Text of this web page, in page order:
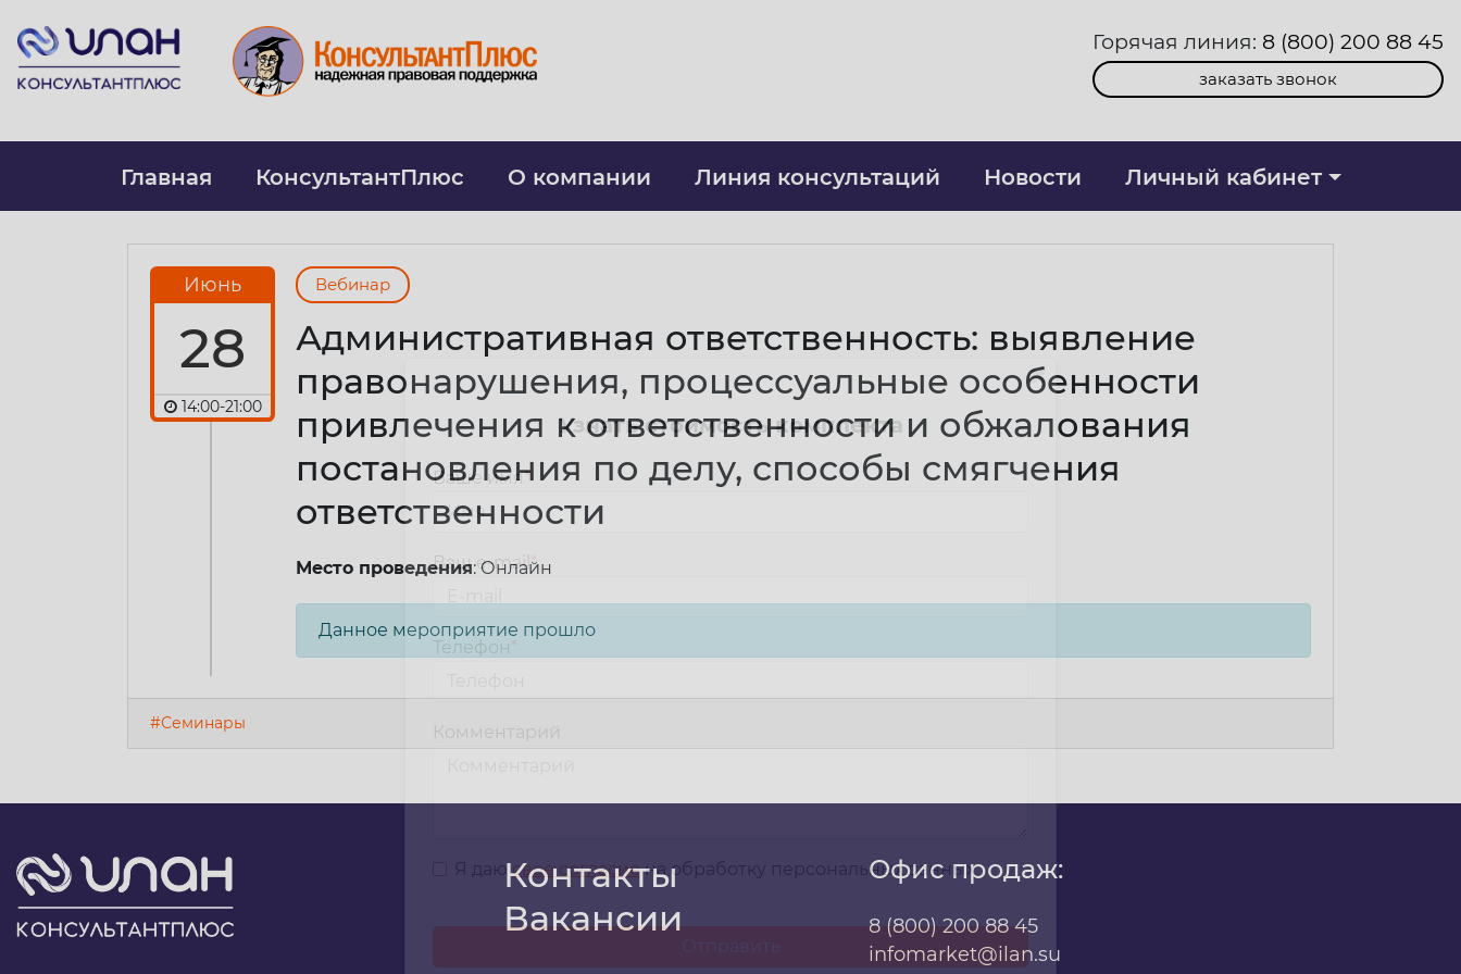
Горячая линия: 8 (800) 200 88 45
заказать звонок
Главная КонсультантПлюс О компании Линия консультаций Новости Личный кабинет
Июнь
28
14:00-21:00
Вебинар
Административная ответственность: выявление
правонарушения, процессуальные особенности
привлечения к ответственности и обжалования
постановления по делу, способы смягчения
ответственности
Место проведения: Онлайн
Данное мероприятие прошло
#Семинары
Контакты
Вакансии
Офис продаж:
8 (800) 200 88 45
infomarket@ilan.su
Узнать стоимость комплекта
Ваше имя*
Ваш e-mail*
Телефон
Комментарий
Я даюсвое согласиена обработку персональных данных